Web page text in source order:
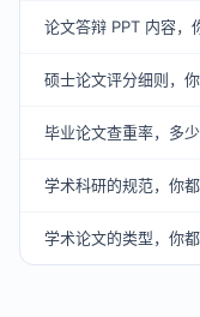
论文答辩 PPT 内容，
硕士论文评分细则，你
毕业论文查重率，多少
学术科研的规范，你都
学术论文的类型，你都